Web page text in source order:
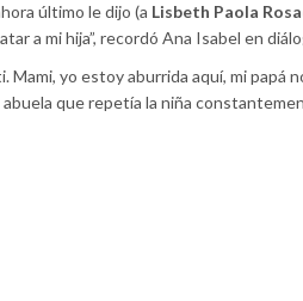
último le dijo (a Lisbeth Paola
a mi hija”, recordó Ana Isabel en
Mami, yo estoy aburrida aquí, mi papá
abuela que repetía la niña